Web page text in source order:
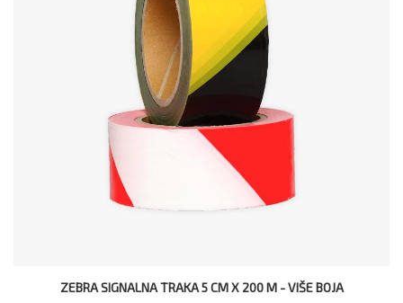
ZEBRA SIGNALNA TRAKA 5 CM X 200 M - VIŠE BOJA